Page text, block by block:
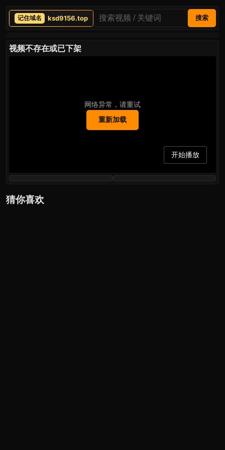
ksd9156.top 搜索
视频不存在或已下架
网络异常，请重试
重新加载
开始播放
猜你喜欢